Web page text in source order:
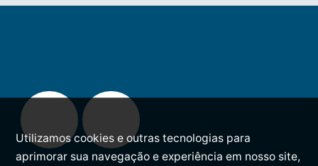
Utilizamos cookies e outras tecnologias para
aprimorar sua navegação e experiência em nosso site,